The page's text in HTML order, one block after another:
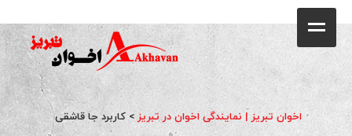
فروشگاه
اخوان تبریز | نمایندگی اخوان در تبریز>کاربرد جا قاشقی